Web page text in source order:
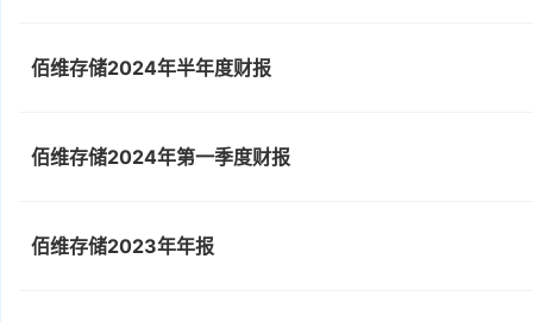
佰维存储2024年半年度财报
佰维存储2024年第一季度财报
佰维存储2023年年报